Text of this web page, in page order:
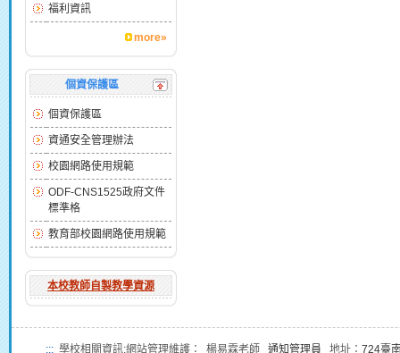
福利資訊
more»
個資保護區
個資保護區
資通安全管理辦法
校園網路使用規範
ODF-CNS1525政府文件
標準格
教育部校園網路使用規範
本校教師自製教學資源
::: 學校相關資訊:網站管理維護： 楊易霖老師 通知管理員 地址： 724臺